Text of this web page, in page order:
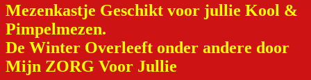
Mezenkastje Geschikt voor jullie Kool &
Pimpelmezen.
De Winter Overleeft onder andere door
Mijn ZORG Voor Jullie